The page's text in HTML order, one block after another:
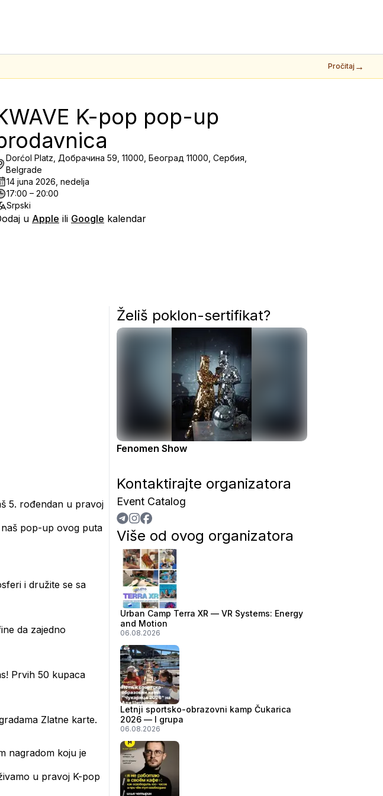
Pročitaj →
K-pop pop-up
Dorćol Platz, Добрачина 59, 11000, Београд 11000, Сербия,
Belgrade
14 juna 2026, nedelja
17:00 – 20:00
Srpski
u Apple ili Google kalendar
5. rođendan u pravoj
pop-up ovog puta
i družite se sa
da zajedno
Prvih 50 kupaca
Zlatne karte.
nagradom koju je
u pravoj K-pop
Želiš poklon-sertifikat?
Fenomen Show
Kontaktirajte organizatora
Event Catalog
Više od ovog organizatora
Urban Camp Terra XR — VR Systems: Energy
and Motion
06.08.2026
Letnji sportsko-obrazovni kamp Čukarica
2026 — I grupa
06.08.2026